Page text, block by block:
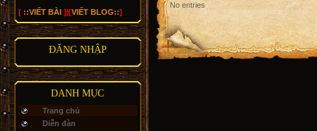
[ ::VIẾT BÀI ]|[VIẾT BLOG::]
ĐĂNG NHẬP
DANH MỤC
Trang chủ
Diễn đàn
No entries